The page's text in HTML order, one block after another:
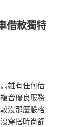
借款獨特
雄有任何借
合優良服務
沒那麼嚴格
穿搭時尚舒